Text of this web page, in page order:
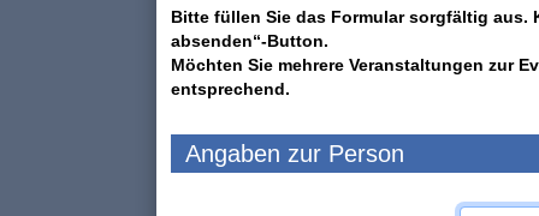
Bitte füllen Sie das Formular sorgfältig aus.
absenden“-Button.
Möchten Sie mehrere Veranstaltungen zur
entsprechend.
Angaben zur Person